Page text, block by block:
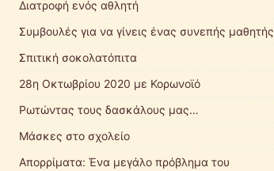
Διατροφή ενός αθλητή
Συμβουλές για να γίνεις ένας συνεπής μαθητής
Σπιτική σοκολατόπιτα
28η Οκτωβρίου 2020 με Κορωνοϊό
Ρωτώντας τους δασκάλους μας…
Μάσκες στο σχολείο
Απορρίματα: Ένα μεγάλο πρόβλημα του